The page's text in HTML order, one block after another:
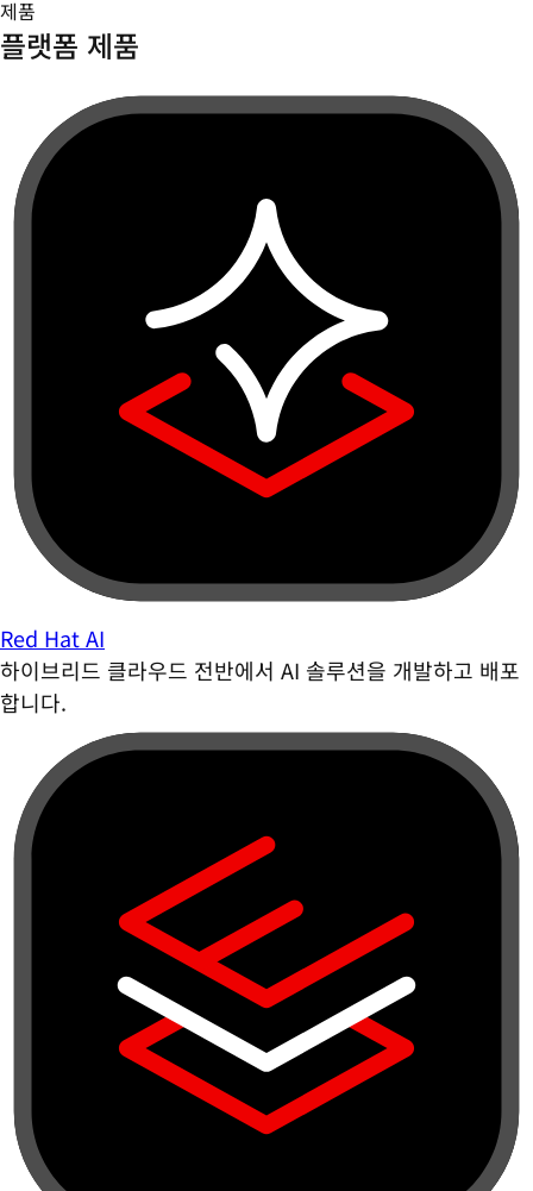
제품
플랫폼 제품
Red Hat AI
하이브리드 클라우드 전반에서 AI 솔루션을 개발하고 배포
합니다.